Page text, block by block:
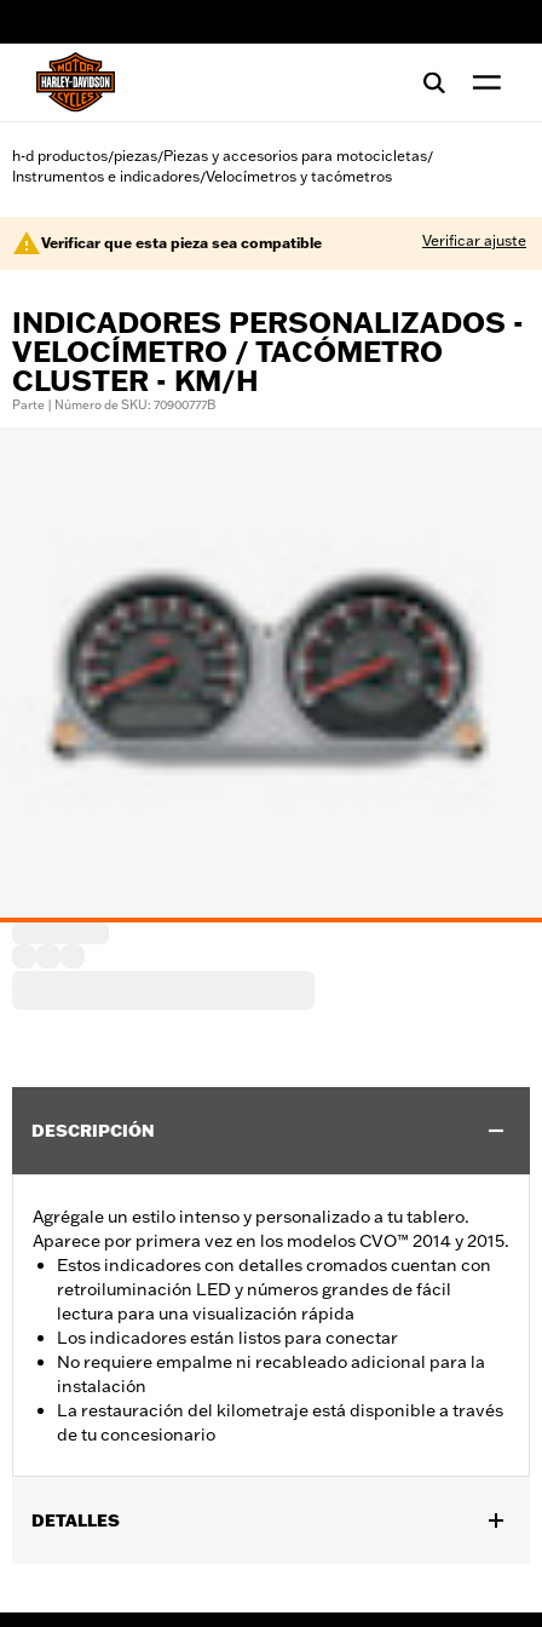
h-d productos/piezas/Piezas y accesorios para motocicletas/
Instrumentos e indicadores/Velocímetros y tacómetros
Verificar que esta pieza sea compatible Verificar ajuste
INDICADORES PERSONALIZADOS -
VELOCÍMETRO / TACÓMETRO
CLUSTER - KM/H
Parte | Número de SKU: 70900777B
DESCRIPCIÓN
Agrégale un estilo intenso y personalizado a tu tablero.
Aparece por primera vez en los modelos CVO™ 2014 y 2015.
Estos indicadores con detalles cromados cuentan con
retroiluminación LED y números grandes de fácil
lectura para una visualización rápida
Los indicadores están listos para conectar
No requiere empalme ni recableado adicional para la
instalación
La restauración del kilometraje está disponible a través
de tu concesionario
DETALLES